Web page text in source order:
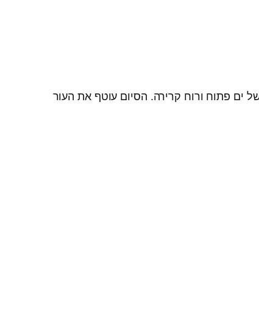
ים פתוח ורוח קרירה. הסיום עוטף את העור